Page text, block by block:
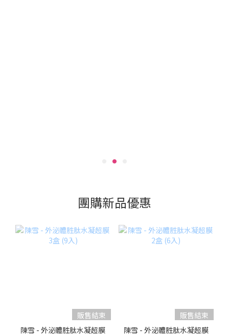
團購新品優惠
販售結束
陳雪 - 外泌體胜肽水凝超膜
販售結束
陳雪 - 外泌體胜肽水凝超膜